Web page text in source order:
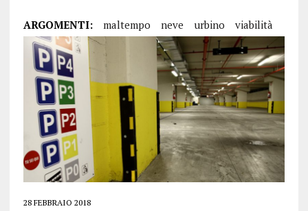
ARGOMENTI: maltempo neve urbino viabilità
28 FEBBRAIO 2018